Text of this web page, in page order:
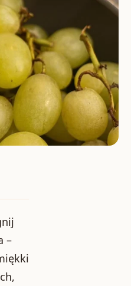
–